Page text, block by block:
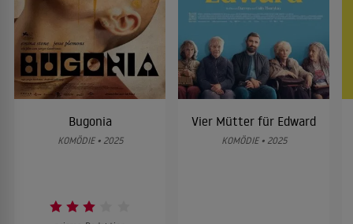
Bugonia
KOMÖDIE • 2025
Vier Mütter für Edward
KOMÖDIE • 2025